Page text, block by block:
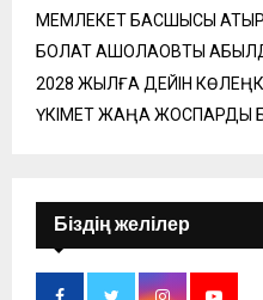
МЕМЛЕКЕТ БАСШЫСЫ
БОЛАТ АҚШОЛАҚОВТЫ
2028 ЖЫЛҒА ДЕЙІН
ҮКІМЕТ ЖАҢА ЖОСПАРДЫ
Біздің желілер